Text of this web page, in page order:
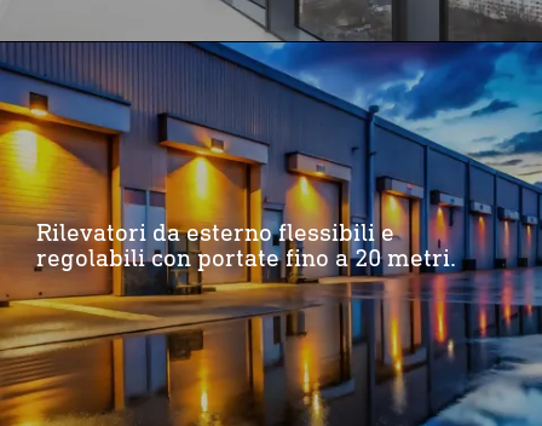
Rilevatori da esterno flessibili e
regolabili con portate fino a 20 metri.